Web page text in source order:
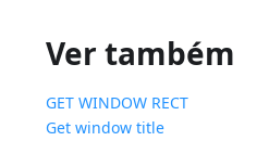
Ver também
GET WINDOW RECT
Get window title